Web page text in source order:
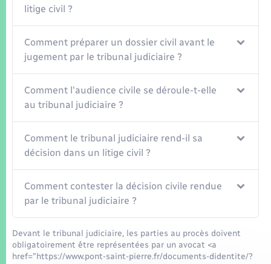
litige civil ?
Comment préparer un dossier civil avant le
jugement par le tribunal judiciaire ?
Comment l'audience civile se déroule-t-elle
au tribunal judiciaire ?
Comment le tribunal judiciaire rend-il sa
décision dans un litige civil ?
Comment contester la décision civile rendue
par le tribunal judiciaire ?
Devant le tribunal judiciaire, les parties au procès doivent
obligatoirement être représentées par un avocat <a
href="https://www.pont-saint-pierre.fr/documents-didentite/?